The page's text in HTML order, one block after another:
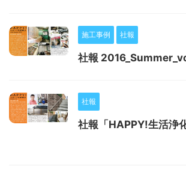
施工事例 社報
社報
社報
社報「HAPPY!生活浄